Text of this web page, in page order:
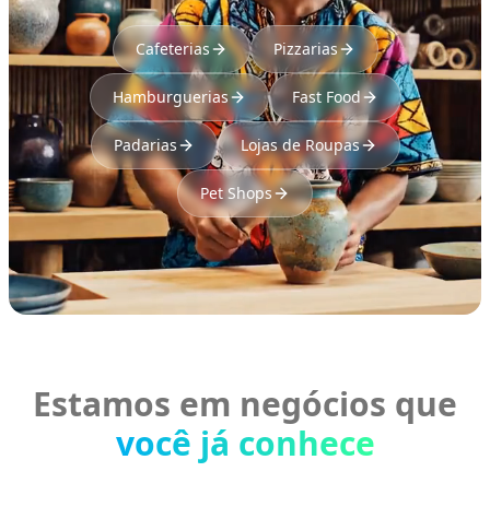
Cafeterias Pizzarias
Hamburguerias Fast Food
Padarias Lojas de Roupas
Pet Shops
Estamos em negócios que
você já conhece